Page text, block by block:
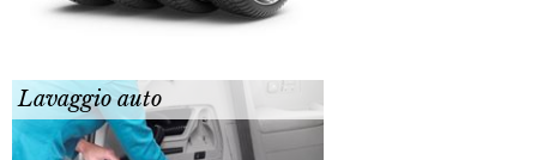
Lavaggio auto